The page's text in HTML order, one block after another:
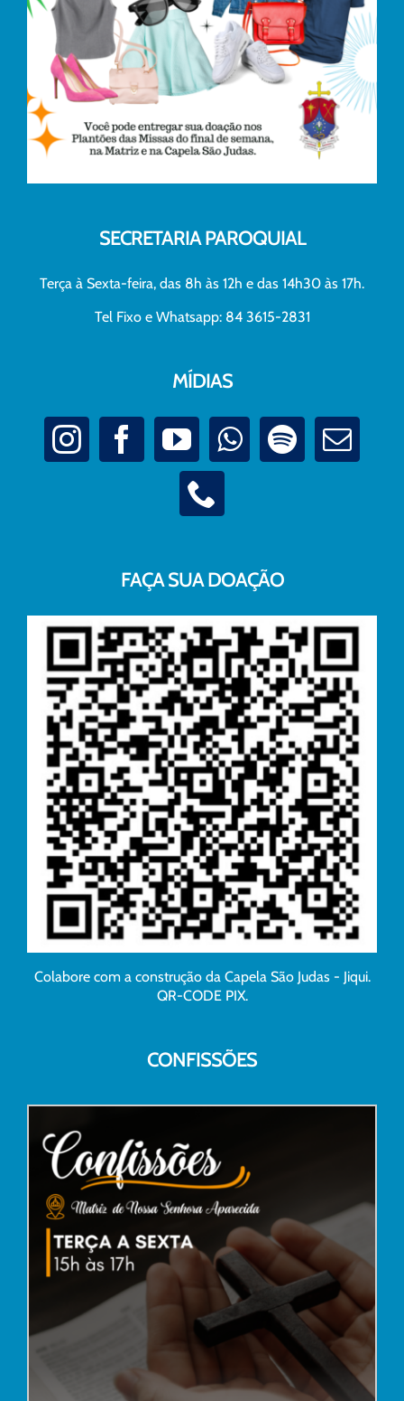
SECRETARIA PAROQUIAL
Terça à Sexta-feira, das 8h às 12h e das 14h30 às 17h.
Tel Fixo e Whatsapp: 84 3615-2831
MÍDIAS
FAÇA SUA DOAÇÃO
Colabore com a construção da Capela São Judas - Jiqui.
QR-CODE PIX.
CONFISSÕES